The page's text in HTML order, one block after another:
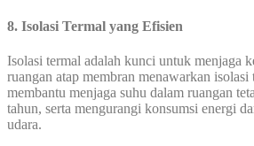
8. Isolasi Termal yang Efisien
Isolasi termal adalah kunci untuk menjaga
ruangan atap membran menawarkan
membantu menjaga suhu dalam ruangan
tahun, serta mengurangi konsumsi energi
udara.